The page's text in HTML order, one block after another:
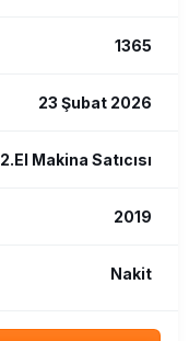
1365
23 Şubat 2026
2.El Makina Satıcısı
2019
Nakit